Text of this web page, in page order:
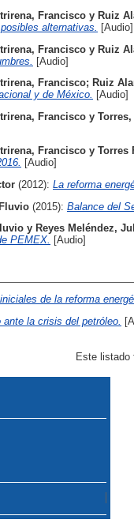
Francisco y Ruiz
alternativas.
[Audio]
Francisco y Ruiz
[Audio]
Francisco; Ruiz
y de México. [Audio]
Francisco y
Francisco y Torres
[Audio]
(2012): La reforma
(2015): Balance del
y Reyes Meléndez,
PEMEX. [Audio]
de la reforma
ante la crisis del petróleo.
Este